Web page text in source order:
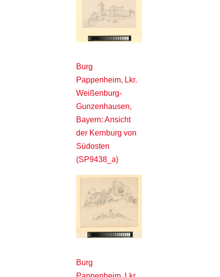
Burg
Pappenheim, Lkr.
Weißenburg-
Gunzenhausen,
Bayern: Ansicht
der Kernburg von
Südosten
(SP9438_a)
Burg